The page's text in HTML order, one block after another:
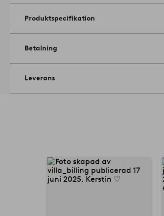
Skötselråd: Torkas av med lätt fuktad trasa.
Tips/råd: Ta en titt på våra fina djurplädar,
Produktspecifikation
Betalning
Leverans